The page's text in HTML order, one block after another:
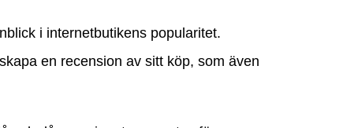
i internetbutikens popularitet.
en recension av sitt köp, som även